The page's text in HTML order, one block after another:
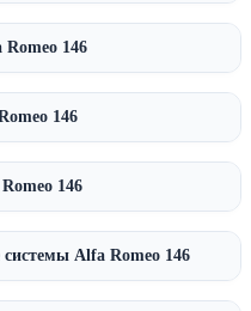
146
146
146
Alfa Romeo 146